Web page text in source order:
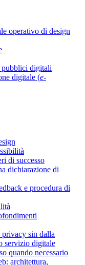
operativo di design
pubblici digitali
digitale (e-
di successo
dichiarazione di
e procedura di
privacy sin dalla
servizio digitale
quando necessario
architettura,